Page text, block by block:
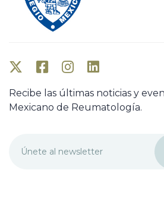
Recibe las últimas noticias y
Mexicano de Reumatología.